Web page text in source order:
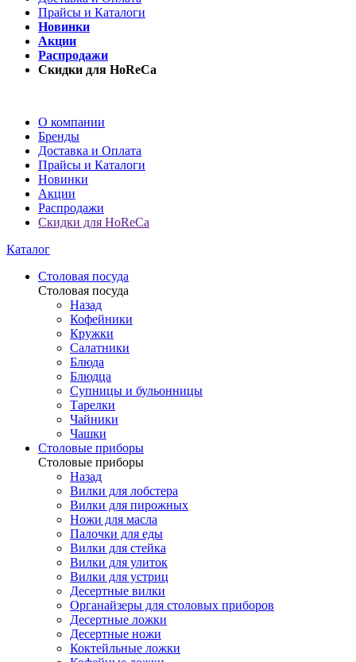
Прайсы и Каталоги
Новинки
Акции
Распродажи
Скидки для HoReCa
О компании
Бренды
Доставка и Оплата
Прайсы и Каталоги
Новинки
Акции
Распродажи
Скидки для HoReCa
Каталог
Столовая посуда
Столовая посуда
Назад
Кофейники
Кружки
Салатники
Блюда
Блюдца
Супницы и бульонницы
Тарелки
Чайники
Чашки
Cтоловые приборы
Cтоловые приборы
Назад
Вилки для лобстера
Вилки для пирожных
Ножи для масла
Палочки для еды
Вилки для стейка
Вилки для улиток
Вилки для устриц
Десертные вилки
Органайзеры для столовых приборов
Десертные ложки
Десертные ножи
Коктейльные ложки